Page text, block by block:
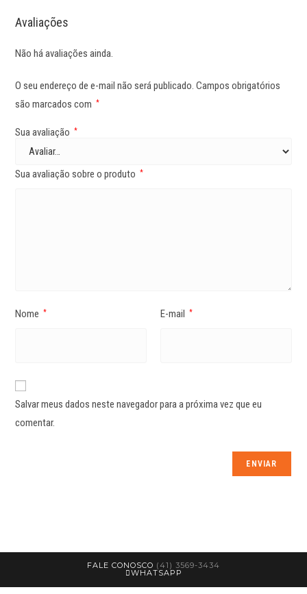
Avaliações
Não há avaliações ainda.
O seu endereço de e-mail não será publicado. Campos obrigatórios
são marcados com
*
Sua avaliação *
Sua avaliação sobre o produto *
Nome * E-mail *
Salvar meus dados neste navegador para a próxima vez que eu
comentar.
FALE CONOSCO (41) 3569-3434
WHATSAPP